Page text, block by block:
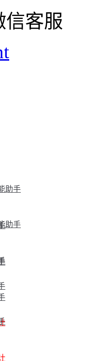
信客服
助手
助手